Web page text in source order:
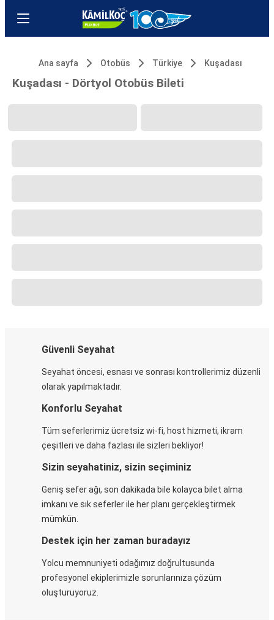
Ana sayfa Otobüs Türkiye Kuşadası
Kuşadası - Dörtyol Otobüs Bileti
Güvenli Seyahat
Seyahat öncesi, esnası ve sonrası kontrollerimiz düzenli
olarak yapılmaktadır.
Konforlu Seyahat
Tüm seferlerimiz ücretsiz wi-fi, host hizmeti, ikram
çeşitleri ve daha fazlası ile sizleri bekliyor!
Sizin seyahatiniz, sizin seçiminiz
Geniş sefer ağı, son dakikada bile kolayca bilet alma
imkanı ve sık seferler ile her planı gerçekleştirmek
mümkün.
Destek için her zaman buradayız
Yolcu memnuniyeti odağımız doğrultusunda
profesyonel ekiplerimizle sorunlarınıza çözüm
oluşturuyoruz.